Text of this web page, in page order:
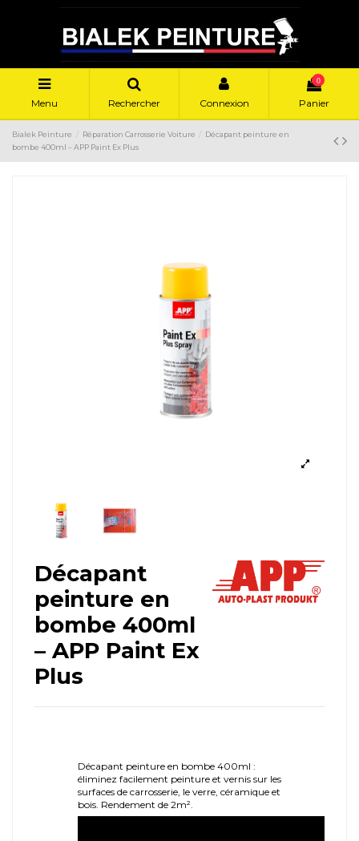
Menu Rechercher Connexion
0
Panier
Bialek Peinture Réparation Carrosserie Voiture
Décapant peinture en
bombe 400ml – APP Paint Ex Plus
Décapant
peinture en
bombe 400ml
– APP Paint Ex
Plus
Décapant peinture en bombe 400ml :
éliminez facilement peinture et vernis sur les
surfaces de carrosserie, le verre, céramique et
bois. Rendement de 2m².